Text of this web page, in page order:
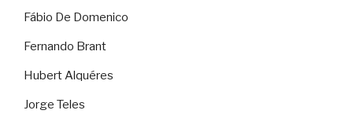
Fábio De Domenico
Fernando Brant
Hubert Alquéres
Jorge Teles